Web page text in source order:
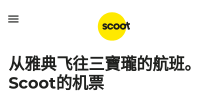

从雅典飞往三寶瓏的航班。
Scoot的机票